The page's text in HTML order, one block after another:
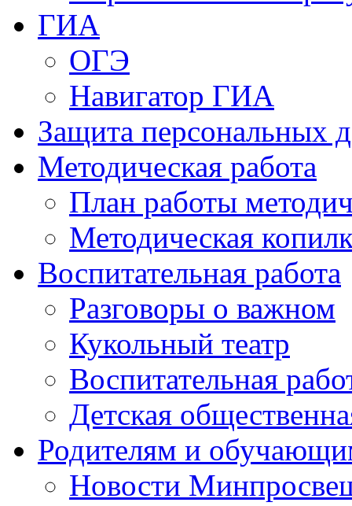
ГИА
ОГЭ
Навигатор ГИА
Защита персональных
Методическая работа
План работы
Методическая
Воспитательная работа
Разговоры о важном
Кукольный театр
Воспитательная
Детская
Родителям и
Новости